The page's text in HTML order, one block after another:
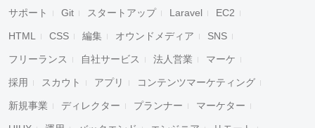
サポート Git スタートアップ Laravel EC2
HTML CSS 編集 オウンドメディア SNS
フリーランス 自社サービス 法人営業 マーケ
採用 スカウト アプリ コンテンツマーケティング
新規事業 ディレクター プランナー マーケター